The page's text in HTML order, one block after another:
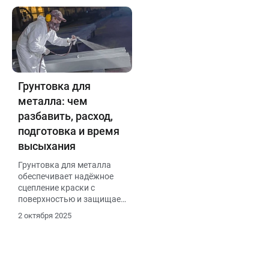
Грунтовка для
металла: чем
разбавить, расход,
подготовка и время
высыхания
Грунтовка для металла
обеспечивает надёжное
сцепление краски с
поверхностью и защищает
от коррозии. Перед
нанесением металл
2 октября 2025